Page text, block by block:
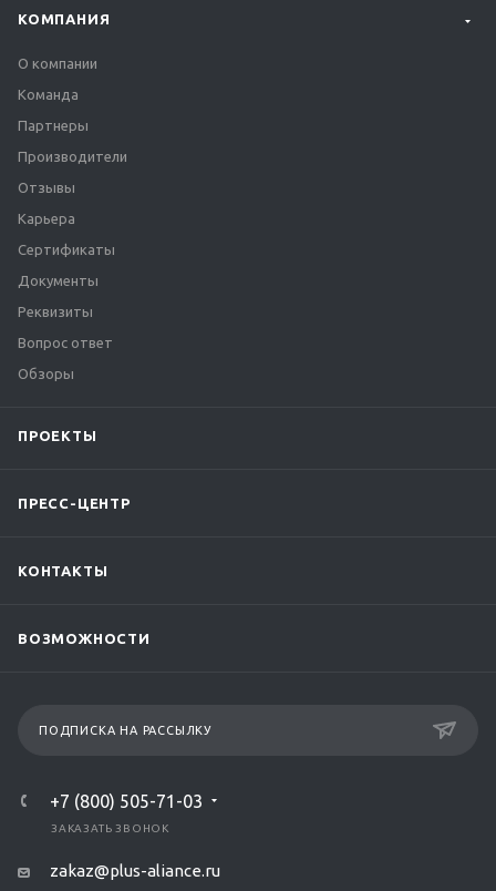
КОМПАНИЯ
О компании
Команда
Партнеры
Производители
Отзывы
Карьера
Сертификаты
Документы
Реквизиты
Вопрос ответ
Обзоры
ПРОЕКТЫ
ПРЕСС-ЦЕНТР
КОНТАКТЫ
ВОЗМОЖНОСТИ
ПОДПИСКА НА РАССЫЛКУ
+7 (800) 505-71-03
ЗАКАЗАТЬ ЗВОНОК
zakaz@plus-aliance.ru